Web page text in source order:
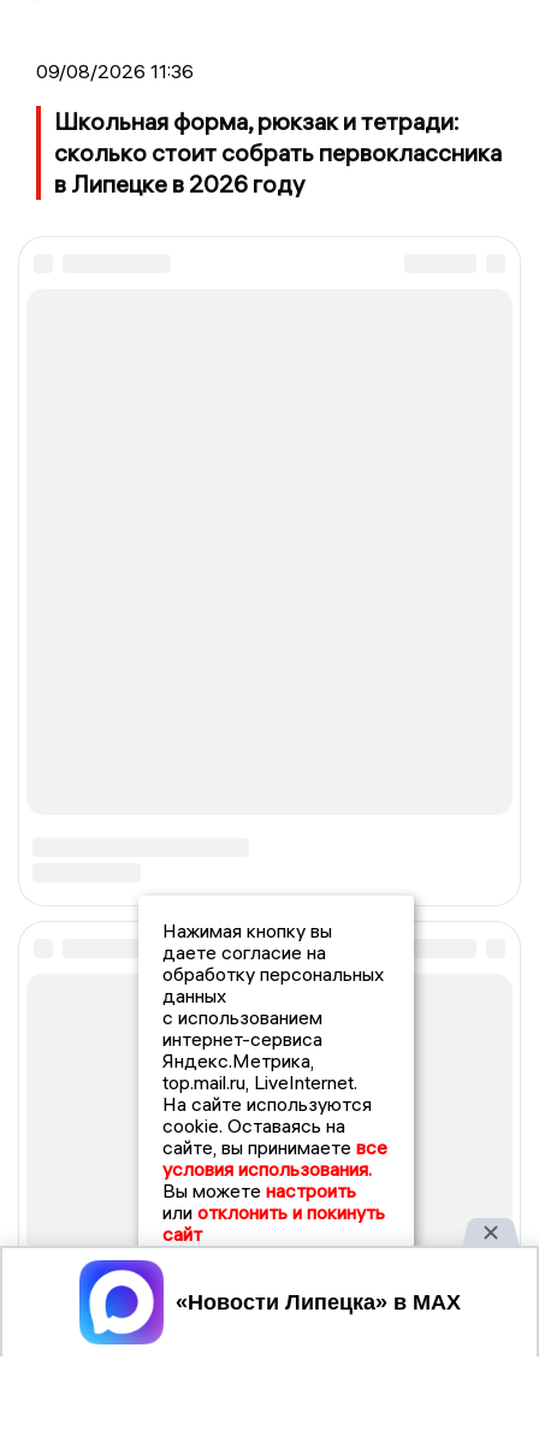
09/08/2026 11:36
Школьная форма, рюкзак и тетради:
сколько стоит собрать первоклассника
в Липецке в 2026 году
Нажимая кнопку вы
даете согласие на
обработку персональных
данных
с использованием
интернет-сервиса
Яндекс.Метрика,
top.mail.ru, LiveInternet.
На сайте используются
cookie. Оставаясь на
сайте, вы принимаете все
условия использования.
Вы можете настроить
или отклонить и покинуть
сайт
Принять